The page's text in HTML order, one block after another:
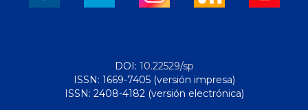
DOI: 10.22529/sp
ISSN: 1669-7405 (versión impresa)
ISSN: 2408-4182 (versión electrónica)